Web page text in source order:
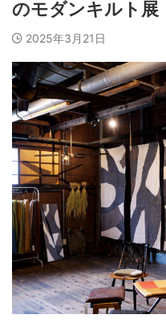
のモダンキルト展
2025年3月21日